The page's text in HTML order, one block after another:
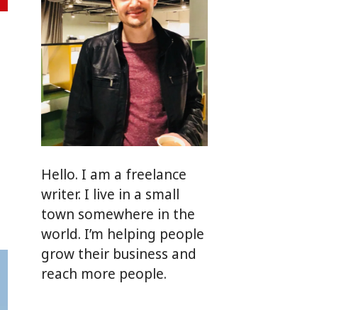
Hello. I am a freelance
writer. I live in a small
town somewhere in the
world. I’m helping people
grow their business and
reach more people.